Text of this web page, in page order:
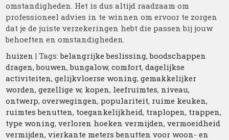
omstandigheden. Het is dus altijd raadzaam om
professioneel advies in te winnen om ervoor te zorgen
dat je de juiste verzekeringen hebt die passen bij jouw
behoeften en omstandigheden.
huizen | Tags:belangrijke beslissing,boodschappen
dragen,bouwen,bungalow,comfort,dagelijkse
activiteiten,gelijkvloerse woning,gemakkelijker
worden,gezellige w, kopen, leefruimtes, niveau,
ontwerp,overwegingen, populariteit, ruime keuken,
ruimtes benutten, toegankelijkheid, traplopen, trappen,
type woning,verloren hoeken vermijden,vermoeidheid
vermijden,vierkante meters benutten voor woon- en